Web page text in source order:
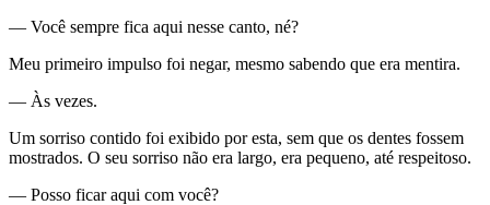
— Você sempre fica aqui nesse canto, né?
Meu primeiro impulso foi negar, mesmo sabendo que era mentira.
— Às vezes.
Um sorriso contido foi exibido por esta, sem que os dentes fossem
mostrados. O seu sorriso não era largo, era pequeno, até respeitoso.
— Posso ficar aqui com você?